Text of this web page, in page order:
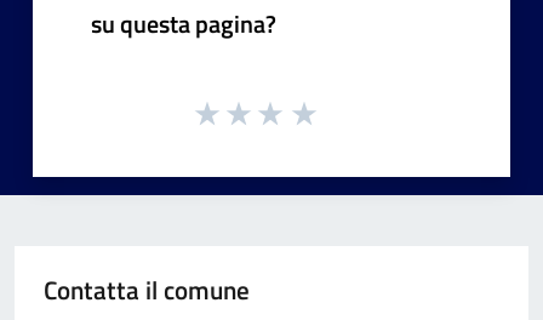
su questa pagina?
Contatta il comune